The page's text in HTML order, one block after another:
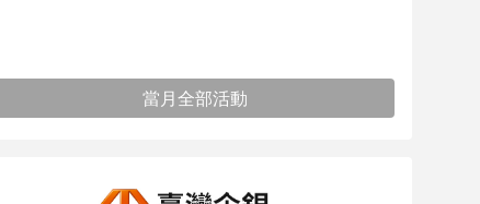
當月全部活動